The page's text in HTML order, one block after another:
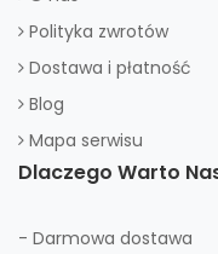
Polityka zwrotów
Dostawa i płatność
Blog
Mapa serwisu
Dlaczego Warto
- Darmowa dostawa